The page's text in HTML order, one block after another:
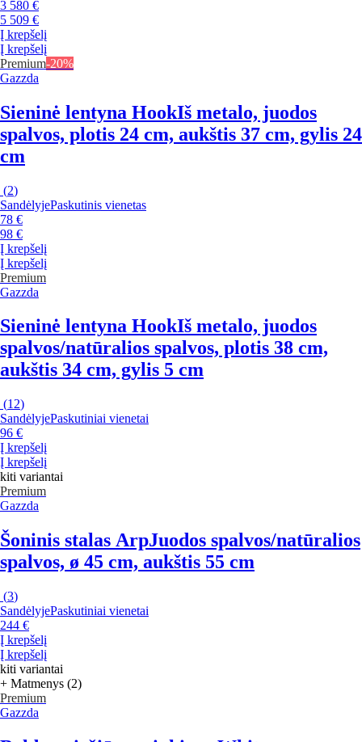
3 580 €
5 509 €
Į krepšelį
Į krepšelį
Premium-20%
Gazzda
Sieninė lentyna HookIš metalo, juodos
spalvos, plotis 24 cm, aukštis 37 cm, gylis 24
cm
(2)
SandėlyjePaskutinis vienetas
78 €
98 €
Į krepšelį
Į krepšelį
Premium
Gazzda
Sieninė lentyna HookIš metalo, juodos
spalvos/natūralios spalvos, plotis 38 cm,
aukštis 34 cm, gylis 5 cm
(12)
SandėlyjePaskutiniai vienetai
96 €
Į krepšelį
Į krepšelį
kiti variantai
Premium
Gazzda
Šoninis stalas ArpJuodos spalvos/natūralios
spalvos, ø 45 cm, aukštis 55 cm
(3)
SandėlyjePaskutiniai vienetai
244 €
Į krepšelį
Į krepšelį
kiti variantai
+ Matmenys (2)
Premium
Gazzda